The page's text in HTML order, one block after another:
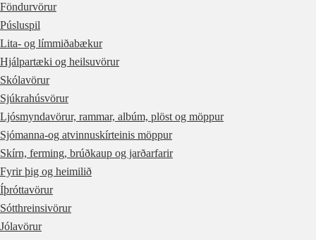
Föndurvörur
Púsluspil
Lita- og límmiðabækur
Hjálpartæki og heilsuvörur
Skólavörur
Sjúkrahúsvörur
Ljósmyndavörur, rammar, albúm, plöst og möppur
Sjómanna-og atvinnuskírteinis möppur
Skírn, ferming, brúðkaup og jarðarfarir
Fyrir þig og heimilið
Íþróttavörur
Sótthreinsivörur
Jólavörur